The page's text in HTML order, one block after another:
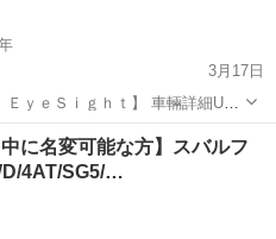
3月17日
ｇｈｔ】 車輛詳細URL
☆車高調
車高調
中に名変可能な方】スバルフ
4AT/SG5/…